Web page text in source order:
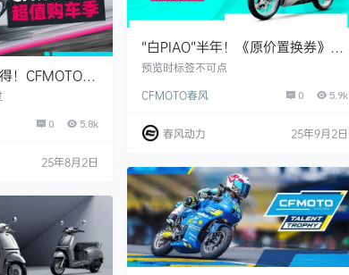
“白PIAO”半年！《原价置换券》限
时抢购，仅售1元
预览时标签不可点
CFMOTO春风
0 5.9k
春风动力 25年9月2日
！CFMOTO开
0 5.8k
25年8月2日